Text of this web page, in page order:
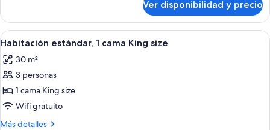
estándar,
cama
size
Ver disponibilidad y precio
Ver
todas
las
fotos
de
Habitación
estándar,
Habitación de hotel con cama,
5
Habitación estándar, 1 cama King size
30 m²
3 personas
1 cama King size
Wifi gratuito
Más detalles
Más